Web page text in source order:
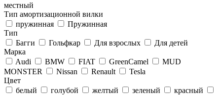
местный
Тип амортизационной вилки
пружинная
Пружинная
Тип
Багги
Гольфкар Для взрослых
Для детей
Марка
Audi
BMW FIAT GreenCamel
MUD
MONSTER
Nissan Renault
Tesla
Цвет
белый
голубой желтый зеленый
красный